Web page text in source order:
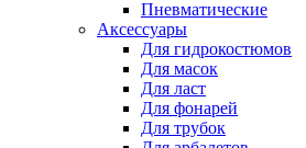
Пневматические
Аксессуары
Для гидрокостюмов
Для масок
Для ласт
Для фонарей
Для трубок